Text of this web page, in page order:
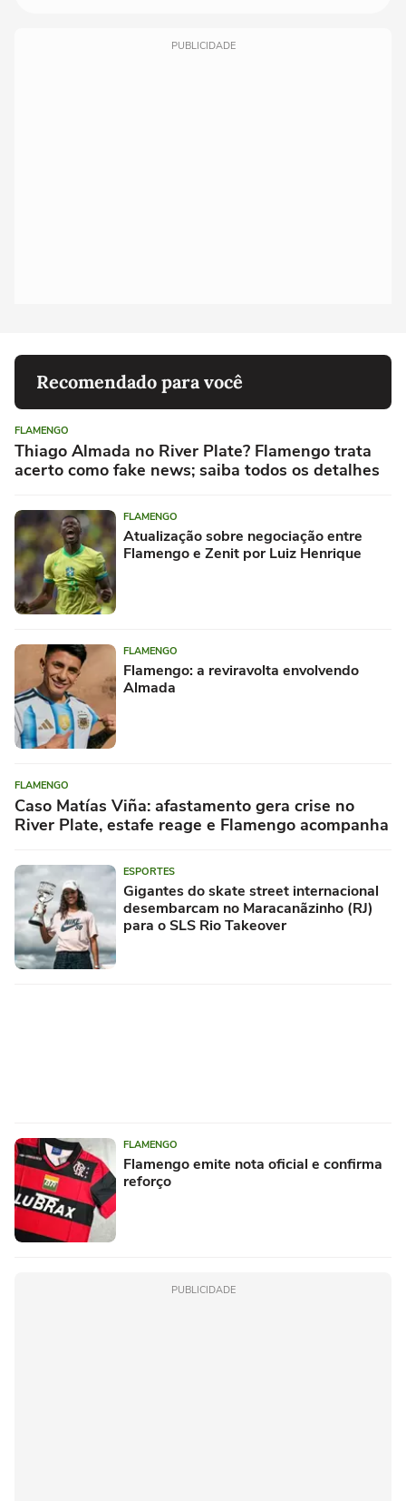
PUBLICIDADE
Recomendado para você
FLAMENGO
Thiago Almada no River Plate? Flamengo trata
acerto como fake news; saiba todos os detalhes
FLAMENGO
Atualização sobre negociação entre
Flamengo e Zenit por Luiz Henrique
FLAMENGO
Flamengo: a reviravolta envolvendo
Almada
FLAMENGO
Caso Matías Viña: afastamento gera crise no
River Plate, estafe reage e Flamengo acompanha
ESPORTES
Gigantes do skate street internacional
desembarcam no Maracanãzinho (RJ)
para o SLS Rio Takeover
FLAMENGO
Flamengo emite nota oficial e confirma
reforço
PUBLICIDADE